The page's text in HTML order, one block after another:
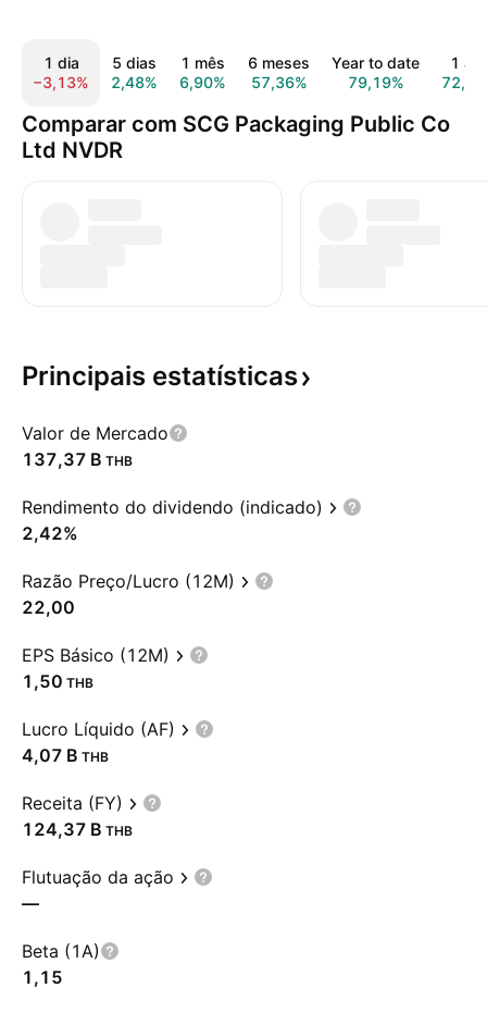
1 dia
−3,13%
5 dias
2,48%
1 mês
6,90%
6 meses
57,36%
Year to date
79,19%
1
Comparar com SCG Packaging Public Co
Ltd NVDR
Principais estatísticas
Valor de Mercado
‪137,37 B‬ THB
Rendimento do dividendo (indicado)
2,42%
Razão Preço/Lucro (12M)
22,00
EPS Básico (12M)
1,50 THB
Lucro Líquido (AF)
‪4,07 B‬ THB
Receita (FY)
‪124,37 B‬ THB
Flutuação da ação
—
Beta (1A)
1,15